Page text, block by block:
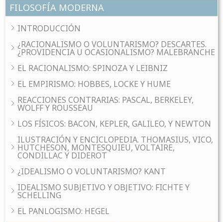
FILOSOFÍA MODERNA
INTRODUCCIÓN
¿RACIONALISMO O VOLUNTARISMO? DESCARTES.
¿PROVIDENCIA U OCASIONALISMO? MALEBRANCHE
EL RACIONALISMO: SPINOZA Y LEIBNIZ
EL EMPIRISMO: HOBBES, LOCKE Y HUME
REACCIONES CONTRARIAS: PASCAL, BERKELEY,
WOLFF Y ROUSSEAU
LOS FÍSICOS: BACON, KEPLER, GALILEO, Y NEWTON
ILUSTRACIÓN Y ENCICLOPEDIA. THOMASIUS, VICO,
HUTCHESON, MONTESQUIEU, VOLTAIRE,
CONDILLAC Y DIDEROT
¿IDEALISMO O VOLUNTARISMO? KANT
IDEALISMO SUBJETIVO Y OBJETIVO: FICHTE Y
SCHELLING
EL PANLOGISMO: HEGEL